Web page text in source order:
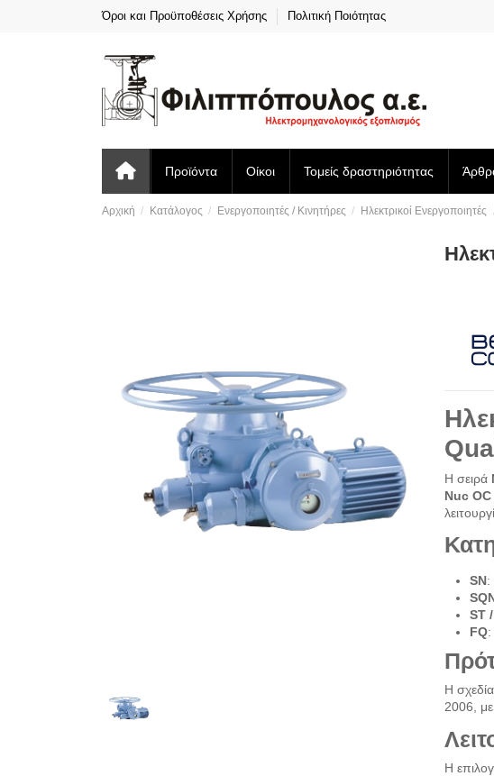
Όροι και Προϋποθέσεις Χρήσης Πολιτική Ποιότητας
Προϊόντα Οίκοι Τομείς δραστηριότητας
Αρχική Κατάλογος Ενεργοποιητές / Κινητήρες Ηλεκτρικοί Ενεργοποιητές
Η σειρά
Nuc OC
SN:
ST
FQ:
Η
2006, με
Η